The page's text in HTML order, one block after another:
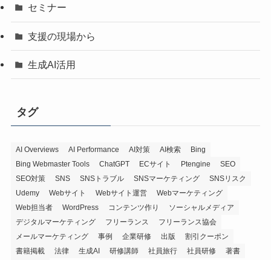
セミナー
支援の現場から
生成AI活用
タグ
AI Overviews AI Performance AI対策 AI検索
Bing
Bing Webmaster Tools
ChatGPT ECサイト Ptengine
SEO
SEO対策
SNS SNSトラブル SNSマーケティング
SNSリスク
Udemy
Webサイト Webサイト運営
Webマーケティング
Web担当者
WordPress コンテンツ作り
ソーシャルメディア
デジタルマーケティング
フリーランス
フリーランス協会
メールマーケティング
事例 企業研修 出版
割引クーポン
書籍掲載
法律 生成AI 研修講師 社員旅行 社員研修
著書